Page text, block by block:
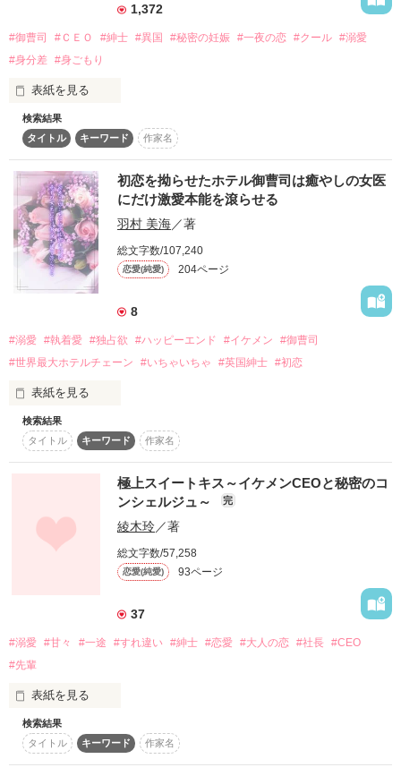
作品を読む
美しい素顔を隠す地味社員
細川雪乃(26)
出会いは、停電した電車内。
あなただけは私を助けてくれた。
「こんなの、ただの上司なわけないだろ」
初めてづくしの甘い恋の行方は……？
◇素顔を隠した秘密のオフィスラブ◇
2020.05完結
2020.12加筆
＊Miukumi様、みやのもり様、きょんちき様、素敵なレビュー
をありがとうございました＊
1,372
#御曹司 #ＣＥＯ #紳士 #異国 #秘密の妊娠 #一夜の恋 #クール #溺愛
#身分差
#身ごもり
表紙を見る
信じて心を預けた人に、また裏切られるのは怖いから。
旅先でのきれいな思い出にしておきたかったのに、
また彼に出会って――。
「どうしても君を手に入れたい」
なにも持たない私に、すべてをくれる人。
2023.08.07〜2023.08.10
pikaさん さま、チャマさま、
作品を読む
検索結果
タイトル
キーワード 作家名
初恋を拗らせたホテル御曹司は癒やしの女医
にだけ激愛本能を滾らせる
羽村 美海／著
総文字数/107,240
恋愛(純愛) 204ページ
8
#溺愛 #執着愛 #独占欲 #ハッピーエンド #イケメン
#御曹司
#世界最大ホテルチェーン
#いちゃいちゃ #英国紳士 #初恋
表紙を見る
心療内科医の柚木遥奈は、「ある体質」のせいで失恋した自分
には恋愛なんてできないと諦めていた。
そんな遥奈は友人との食事の帰りにヤクザ風の男に絡まれてい
るところを、数ヶ月前に診察した患者――神楽木零に助けても
らい、お礼の代わりに相談にのることに。
そこで衝撃的な事実を明かされ求婚されるも、遥奈は信じられ
なぜなら、彼は、初恋相手であり、医師を志すきっかけとなっ
た人物でもあったから。
後日、友人として食事に誘われた遥奈は零から『不埒な提案』
を持ちかけられセフレにされたと思っていたら――
「傷ついたままの貴女を放ってなんておけないよ。そんな体質
治してあげるから、俺のこと信じて」
過去の恋に傷つき恋を諦めた女医と初恋を拗らせたホテル御曹
司の、セフレから始まるジレあま執着ラブ♡
検索結果
タイトル
キーワード 作家名
極上スイートキス～イケメンCEOと秘密のコ
ンシェルジュ～
完
綾木玲／著
総文字数/57,258
恋愛(純愛) 93ページ
37
#溺愛 #甘々 #一途 #すれ違い #紳士 #恋愛 #大人の恋 #社長 #CEO
#先輩
表紙を見る
伊崎　紘平■大手WEBデザイン会社CEO
検索結果
タイトル
キーワード 作家名